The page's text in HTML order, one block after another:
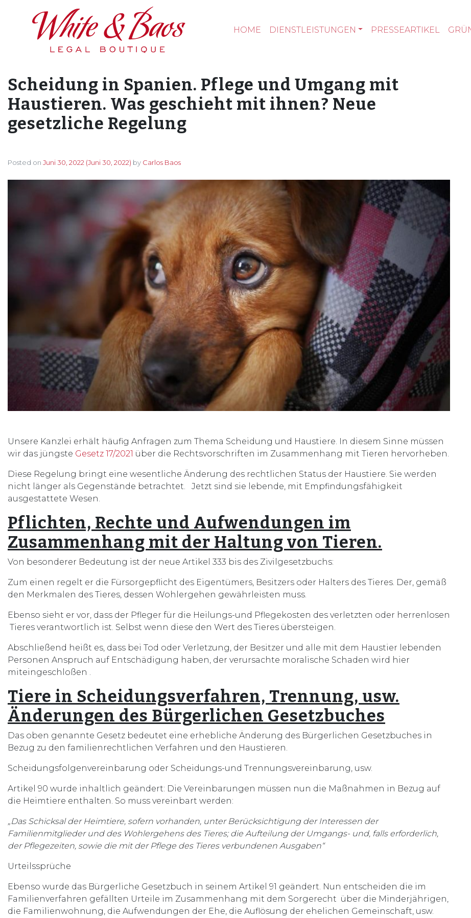
Main Navigation HOME DIENSTLEISTUNGEN PRESSEARTIKEL
Scheidung in Spanien. Pflege und Umgang mit
Haustieren. Was geschieht mit ihnen? Neue
gesetzliche Regelung
Posted on Juni 30, 2022 (Juni 30, 2022) by Carlos Baos
Unsere Kanzlei erhält häufig Anfragen zum Thema Scheidung und Haustiere. In diesem Sinne müssen
wir das jüngste Gesetz 17/2021 über die Rechtsvorschriften im Zusammenhang mit Tieren hervorheben.
Diese Regelung bringt eine wesentliche Änderung des rechtlichen Status der Haustiere. Sie werden
nicht länger als Gegenstände betrachtet. Jetzt sind sie lebende, mit Empfindungsfähigkeit
ausgestattete Wesen.
Pflichten, Rechte und Aufwendungen im
Zusammenhang mit der Haltung von Tieren.
Von besonderer Bedeutung ist der neue Artikel 333 bis des Zivilgesetzbuchs:
Zum einen regelt er die Fürsorgepflicht des Eigentümers, Besitzers oder Halters des Tieres. Der, gemäß
den Merkmalen des Tieres, dessen Wohlergehen gewährleisten muss.
Ebenso sieht er vor, dass der Pfleger für die Heilungs-und Pflegekosten des verletzten oder herrenlosen
Tieres verantwortlich ist. Selbst wenn diese den Wert des Tieres übersteigen.
Abschließend heißt es, dass bei Tod oder Verletzung, der Besitzer und alle mit dem Haustier lebenden
Personen Anspruch auf Entschädigung haben, der verursachte moralische Schaden wird hier
miteingeschloßen .
Tiere in Scheidungsverfahren, Trennung, usw.
Änderungen des Bürgerlichen Gesetzbuches
Das oben genannte Gesetz bedeutet eine erhebliche Änderung des Bürgerlichen Gesetzbuches in
Bezug zu den familienrechtlichen Verfahren und den Haustieren.
Scheidungsfolgenvereinbarung oder Scheidungs-und Trennungsvereinbarung, usw.
Artikel 90 wurde inhaltlich geändert: Die Vereinbarungen müssen nun die Maßnahmen in Bezug auf
die Heimtiere enthalten. So muss vereinbart werden:
„Das Schicksal der Heimtiere, sofern vorhanden, unter Berücksichtigung der Interessen der
Familienmitglieder und des Wohlergehens des Tieres; die Aufteilung der Umgangs- und, falls erforderlich,
der Pflegezeiten, sowie die mit der Pflege des Tieres verbundenen Ausgaben“
Urteilssprüche
Ebenso wurde das Bürgerliche Gesetzbuch in seinem Artikel 91 geändert. Nun entscheiden die im
Familienverfahren gefällten Urteile im Zusammenhang mit dem Sorgerecht über die Minderjährigen,
die Familienwohnung, die Aufwendungen der Ehe, die Auflösung der ehelichen Gemeinschaft, usw.